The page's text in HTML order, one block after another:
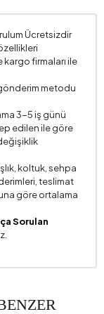
Ücretsizdir
firmaları ile
metodu
3-5 iş günü
edilen ile göre
koltuk, sehpa
teslimat
göre ortalama
Sorulan